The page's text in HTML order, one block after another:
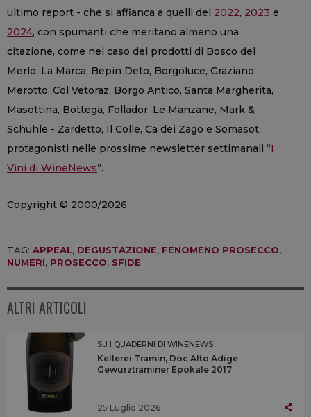
ultimo report - che si affianca a quelli del 2022, 2023 e
2024, con spumanti che meritano almeno una
citazione, come nel caso dei prodotti di Bosco del
Merlo, La Marca, Bepin Deto, Borgoluce, Graziano
Merotto, Col Vetoraz, Borgo Antico, Santa Margherita,
Masottina, Bottega, Follador, Le Manzane, Mark &
Schuhle - Zardetto, Il Colle, Ca dei Zago e Somasot,
protagonisti nelle prossime newsletter settimanali “I
Vini di WineNews”.
Copyright © 2000/2026
TAG: APPEAL, DEGUSTAZIONE, FENOMENO PROSECCO,
NUMERI, PROSECCO, SFIDE
ALTRI ARTICOLI
SU I QUADERNI DI WINENEWS
Kellerei Tramin, Doc Alto Adige
Gewürztraminer Epokale 2017
25 Luglio 2026